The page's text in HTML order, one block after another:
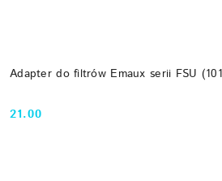
Adapter do filtrów Emaux serii FSU
Cena:
21.00